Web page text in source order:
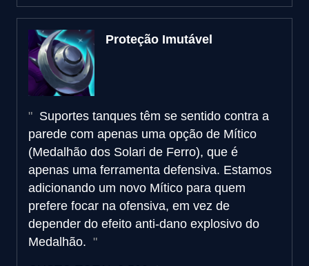
Proteção Imutável
Suportes tanques têm se sentido contra a
parede com apenas uma opção de Mítico
(Medalhão dos Solari de Ferro), que é
apenas uma ferramenta defensiva. Estamos
adicionando um novo Mítico para quem
prefere focar na ofensiva, em vez de
depender do efeito anti-dano explosivo do
Medalhão.